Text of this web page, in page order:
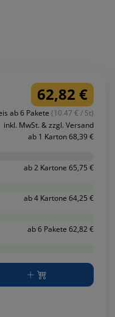
62,82 €
ab 6 Pakete (10.47 € / St)
inkl. MwSt. & zzgl. Versand
ab 1 Karton 68,39 €
ab 2 Kartone 65,75 €
ab 4 Kartone 64,25 €
ab 6 Pakete 62,82 €